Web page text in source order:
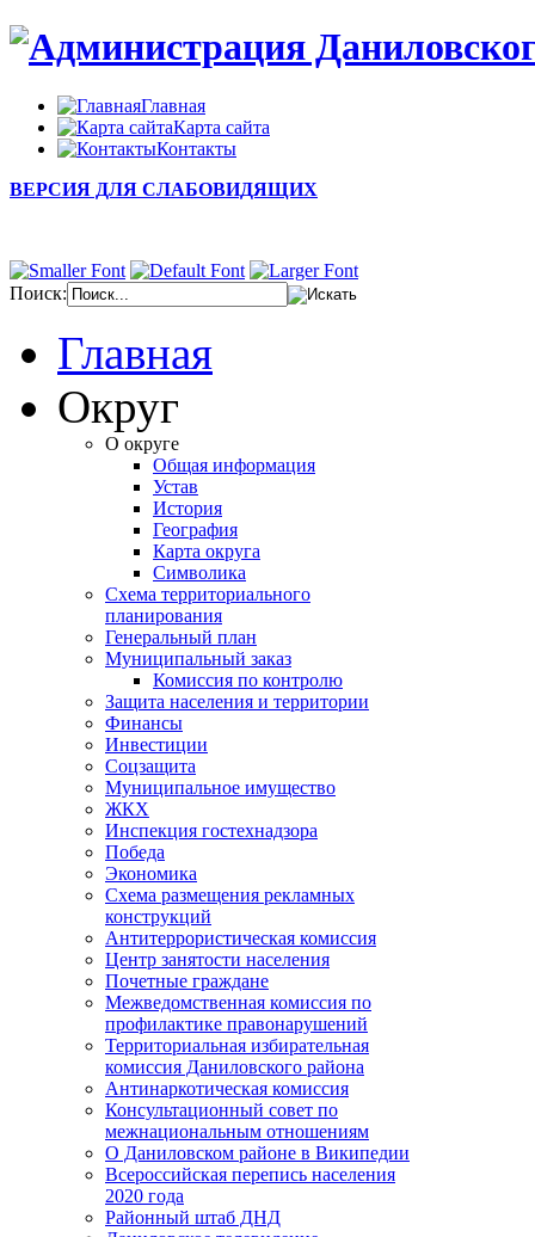
Главная
Карта сайта
Контакты
ВЕРСИЯ ДЛЯ СЛАБОВИДЯЩИХ
Поиск:
Главная
Округ
О округе
Общая информация
Устав
История
География
Карта округа
Символика
Схема территориального
планирования
Генеральный план
Муниципальный заказ
Комиссия по контролю
Защита населения и территории
Финансы
Инвестиции
Соцзащита
Муниципальное имущество
ЖКХ
Инспекция гостехнадзора
Победа
Экономика
Схема размещения рекламных
конструкций
Антитеррористическая комиссия
Центр занятости населения
Почетные граждане
Межведомственная комиссия по
профилактике правонарушений
Территориальная избирательная
комиссия Даниловского района
Антинаркотическая комиссия
Консультационный совет по
межнациональным отношениям
О Даниловском районе в Википедии
Всероссийская перепись населения
2020 года
Районный штаб ДНД